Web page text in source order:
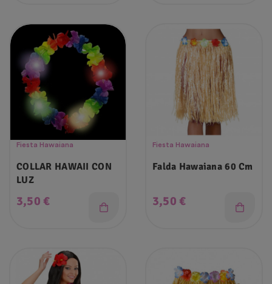
Fiesta Hawaiana
COLLAR HAWAII CON
LUZ
Precio
3,50 €
Fiesta Hawaiana
Falda Hawaiana 60 Cm
Precio
3,50 €